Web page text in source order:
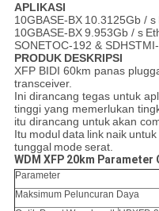
APLIKASI
10GBASE-BX 10.3125Gb / s
10GBASE-BX9.953Gb / s
SONETOC-192 &
PRODUK DESKRIPSI
XFP BIDI 60km panas
transceiver.
Ini dirancang tegas untuk
tinggi yang memerlukan
itu dirancang untukakan
Itu moduldata link naik untuk
tunggal mode serat.
WDM XFP 20km Parameter
Parameter
Maksimum Peluncuran Daya